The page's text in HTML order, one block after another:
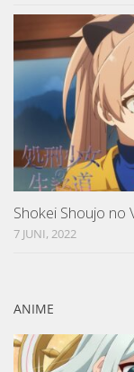
Shokei Shoujo no
7 JUNI, 2022
ANIME